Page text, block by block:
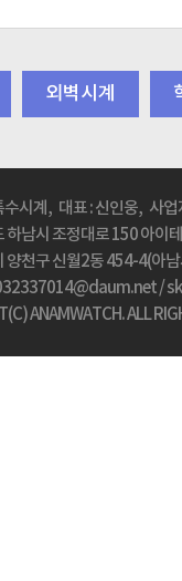
외벽시계
수시계, 대표 : 신인웅, 사
하남시 조정대로 150 아
양천구 신월2동 454-4(
/
ANAMWATCH. ALL